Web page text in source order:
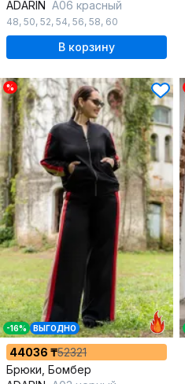
ADARIN A06 красный
48, 50, 52, 54, 56, 58, 60
В корзину
%
-16% ВЫГОДНО
44036 ₸52321
Брюки, Бомбер